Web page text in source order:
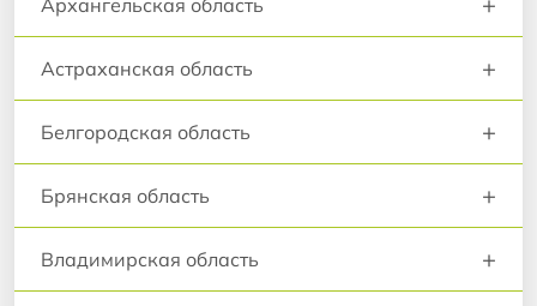
Архангельская область
Астраханская область +
Белгородская область +
Брянская область +
Владимирская область +